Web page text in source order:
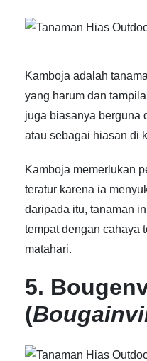
Kamboja adalah
yang harum dan
juga biasanya berguna
atau sebagai hiasan di
Kamboja memerlukan
teratur karena ia
daripada itu, tanaman
tempat dengan cahaya
matahari.
5.
(